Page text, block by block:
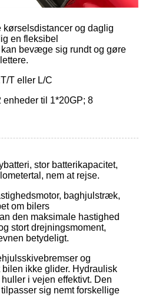
kørselsdistancer og daglig
en fleksibel
bevæge sig rundt og gøre
T/T eller L/C
enheder til 1*20GP; 8
stor batterikapacitet,
nem at rejse.
baghjulstræk,
om bilers
den maksimale hastighed
stort drejningsmoment,
betydeligt.
og
ikke glider. Hydraulisk
i vejen effektivt. Den
sig nemt forskellige